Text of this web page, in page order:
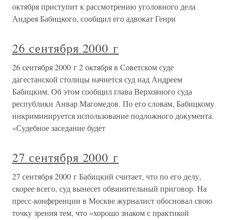
октября приступит к рассмотрению уголовного дела
Андрея Бабицкого, сообщил его адвокат Генри
26 сентября 2000 г
26 сентября 2000 г 2 октября в Советском суде
дагестанской столицы начнется суд над Андреем
Бабицким. Об этом сообщил глава Верховного суда
республики Анвар Магомедов. По его словам, Бабицкому
инкриминируется использование подложного документа.
«Судебное заседание будет
27 сентября 2000 г
27 сентября 2000 г Бабицкий считает, что по его делу,
скорее всего, суд вынесет обвинительный приговор. На
пресс-конференции в Москве журналист обосновал свою
точку зрения тем, что «хорошо знаком с практикой